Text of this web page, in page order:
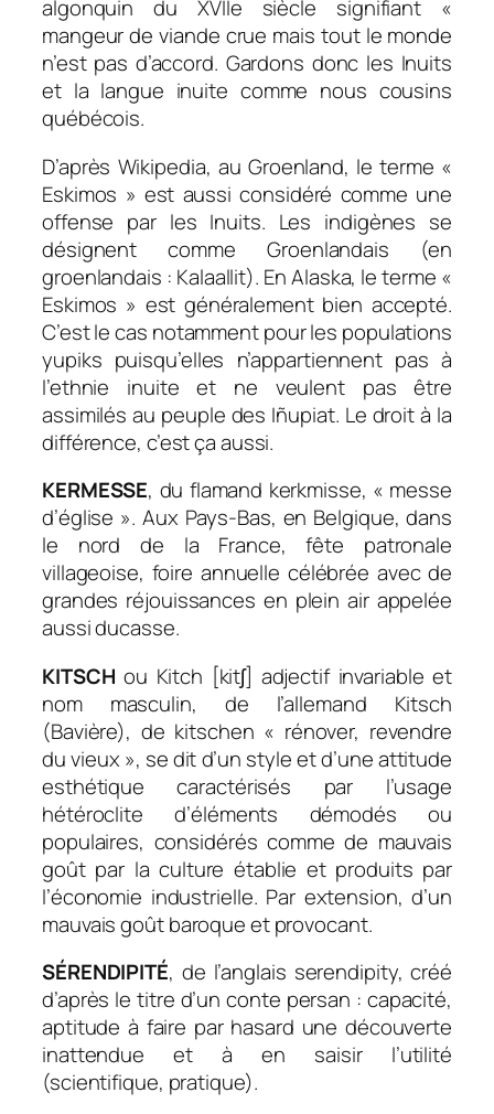
algonquin du XVIIe siècle signifiant «
mangeur de viande crue mais tout le monde
n’est pas d’accord. Gardons donc les Inuits
et la langue inuite comme nous cousins
québécois.
D’après Wikipedia, au Groenland, le terme «
Eskimos » est aussi considéré comme une
offense par les Inuits. Les indigènes se
désignent comme Groenlandais (en
groenlandais : Kalaallit). En Alaska, le terme «
Eskimos » est généralement bien accepté.
C’est le cas notamment pour les populations
yupiks puisqu’elles n’appartiennent pas à
l’ethnie inuite et ne veulent pas être
assimilés au peuple des Iñupiat. Le droit à la
différence, c’est ça aussi.
KERMESSE, du flamand kerkmisse, « messe
d’église ». Aux Pays-Bas, en Belgique, dans
le nord de la France, fête patronale
villageoise, foire annuelle célébrée avec de
grandes réjouissances en plein air appelée
aussi ducasse.
KITSCH ou Kitch [kitʃ] adjectif invariable et
nom masculin, de l’allemand Kitsch
(Bavière), de kitschen « rénover, revendre
du vieux », se dit d’un style et d’une attitude
esthétique caractérisés par l’usage
hétéroclite d’éléments démodés ou
populaires, considérés comme de mauvais
goût par la culture établie et produits par
l’économie industrielle. Par extension, d’un
mauvais goût baroque et provocant.
SÉRENDIPITÉ, de l’anglais serendipity, créé
d’après le titre d’un conte persan : capacité,
aptitude à faire par hasard une découverte
inattendue et à en saisir l’utilité
(scientifique, pratique).